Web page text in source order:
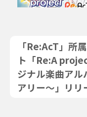
「Re:AcT」所
ト「Re:A
ジナル楽曲ア
アリー～」リリ